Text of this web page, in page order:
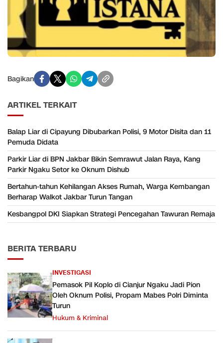
Bagikan
ARTIKEL TERKAIT
Balap Liar di Cipayung Dibubarkan Polisi, 9 Motor Disita dan 11
Pemuda Didata
Parkir Liar di BPN Jakbar Bikin Semrawut Jalan Raya, Kang
Parkir Ngaku Setor ke Oknum Dishub
Bertahun-tahun Kehilangan Akses Rumah, Warga Kembangan
Berharap Walkot Jakbar Turun Tangan
Kesbangpol DKI Siapkan Strategi Pencegahan Tawuran Remaja
BERITA TERBARU
INVESTIGASI
Pemasok Pil Koplo di Cianjur Ngaku Jadi Pion
Oleh Oknum Polisi, Propam Mabes Polri Diminta
Turun
Hukum & Kriminal